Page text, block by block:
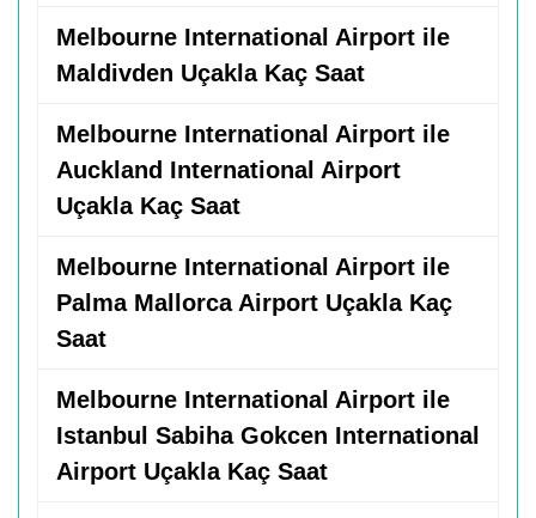
Melbourne International Airport ile
Maldivden Uçakla Kaç Saat
Melbourne International Airport ile
Auckland International Airport
Uçakla Kaç Saat
Melbourne International Airport ile
Palma Mallorca Airport Uçakla Kaç
Saat
Melbourne International Airport ile
Istanbul Sabiha Gokcen International
Airport Uçakla Kaç Saat